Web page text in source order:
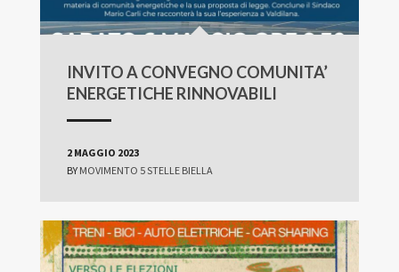
INVITO A CONVEGNO COMUNITA’
ENERGETICHE RINNOVABILI
2 MAGGIO 2023
BY MOVIMENTO 5 STELLE BIELLA